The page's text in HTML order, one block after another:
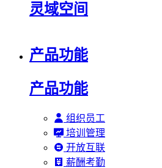
灵域空间
产品功能
产品功能
组织员工
培训管理
开放互联
薪酬考勤